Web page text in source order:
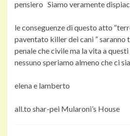
pensiero Siamo veramente
le conseguenze di questo atto
paventato killer dei cani ” saranno
penale che civile ma la vita a
nessuno speriamo almeno che ci
elena e lamberto
all.to shar-pei Mularoni’s House